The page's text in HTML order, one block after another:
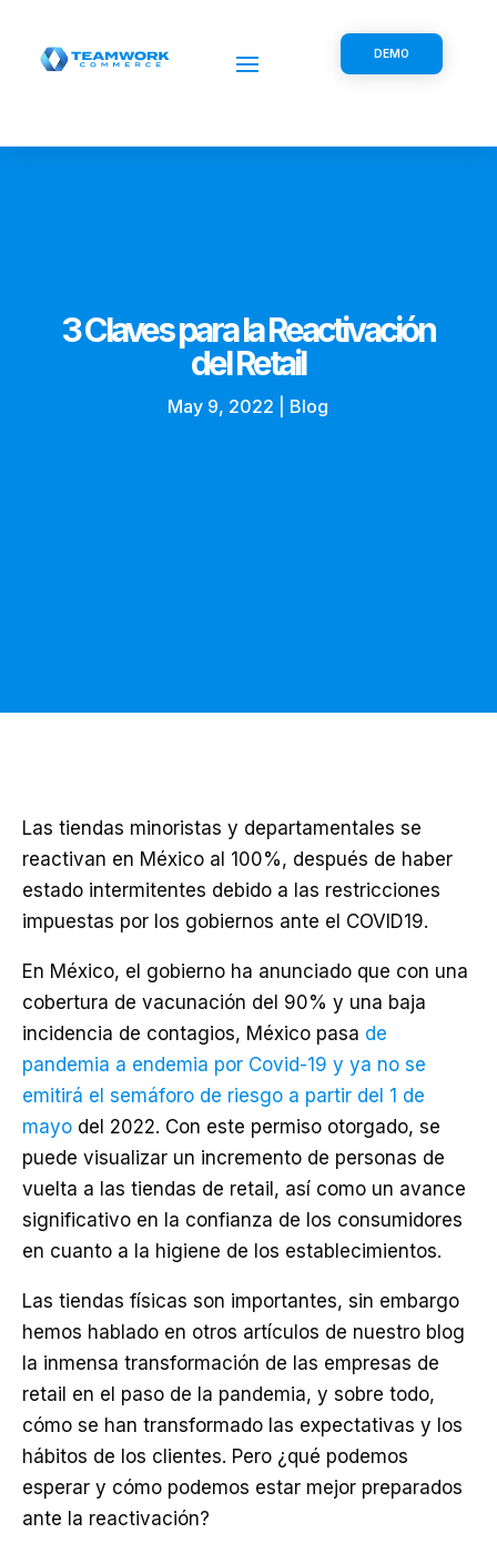
DEMO
3 Claves para la Reactivación
del Retail
May 9, 2022 Blog
Las tiendas minoristas y departamentales se
reactivan en México al 100%, después de haber
estado intermitentes debido a las restricciones
impuestas por los gobiernos ante el COVID19.
En México, el gobierno ha anunciado que con una
cobertura de vacunación del 90% y una baja
incidencia de contagios, México pasa de
pandemia a endemia por Covid-19 y ya no se
emitirá el semáforo de riesgo a partir del 1 de
mayo del 2022. Con este permiso otorgado, se
puede visualizar un incremento de personas de
vuelta a las tiendas de retail, así como un avance
significativo en la confianza de los consumidores
en cuanto a la higiene de los establecimientos.
Las tiendas físicas son importantes, sin embargo
hemos hablado en otros artículos de nuestro blog
la inmensa transformación de las empresas de
retail en el paso de la pandemia, y sobre todo,
cómo se han transformado las expectativas y los
hábitos de los clientes. Pero ¿qué podemos
esperar y cómo podemos estar mejor preparados
ante la reactivación?